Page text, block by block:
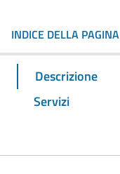
INDICE DELLA PAGINA
Descrizione
Servizi